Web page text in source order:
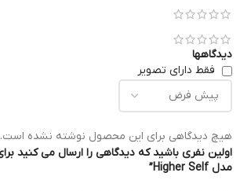
دیدگاهها
فقط دارای تصویر
هیچ دیدگاهی برای این محصول نوشته نشده است.
مدل Higher Self”